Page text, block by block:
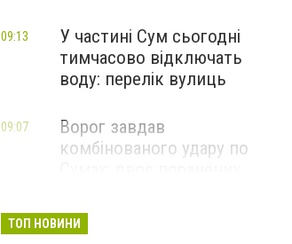
У частині Сум сьогодні
тимчасово відключать
воду: перелік вулиць
09:13
Ворог завдав
комбінованого удару по
інфраструктура
ФОТО
09:07
ТОП НОВИНИ